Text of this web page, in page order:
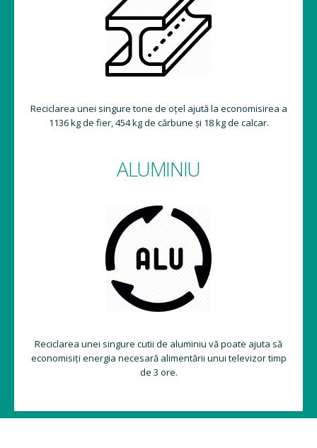
Reciclarea unei singure tone de oțel ajută la economisirea a
1136 kg de fier, 454 kg de cărbune și 18 kg de calcar.
ALUMINIU
Reciclarea unei singure cutii de aluminiu vă poate ajuta să
economisiți energia necesară alimentării unui televizor timp
de 3 ore.